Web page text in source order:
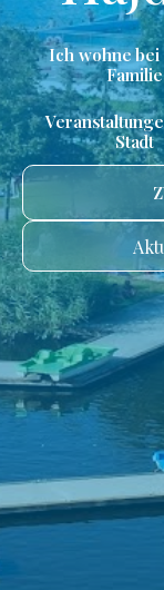
Ich wohne
Familie
Stadt